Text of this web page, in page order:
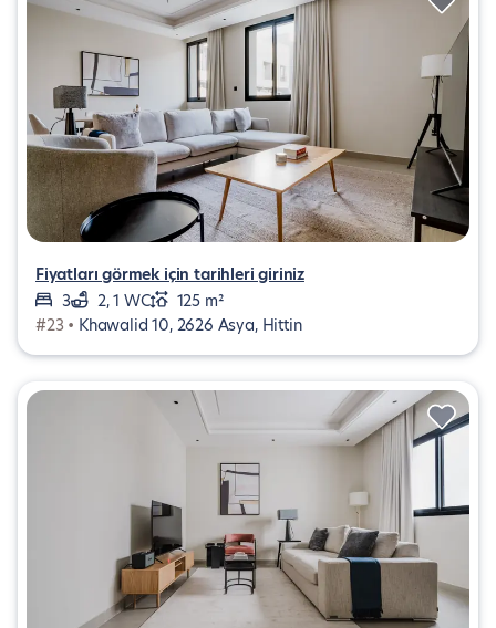
Fiyatları görmek için tarihleri giriniz
3
2, 1 WC
125 m²
#23 • Khawalid 10, 2626 Asya, Hittin